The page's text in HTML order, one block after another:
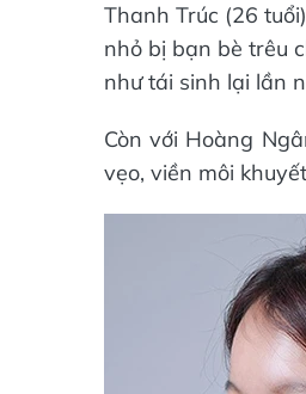
Thanh Trúc (26
nhỏ bị bạn bè trêu
như tái sinh lại lần
Còn với Hoàng
vẹo, viền môi